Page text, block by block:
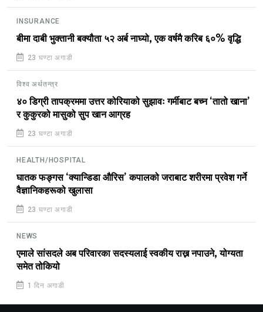
INSURANCE
बीमा दाबी भुक्तानी बक्यौता ५२ अर्ब नाघ्यो, एक वर्षमै करिब ६०% वृद्धि
23 घण्टा अगाडी
विश्व अर्थतन्त्र
४० डिग्री तापक्रममा उत्तर कोरियाको सुझावः गर्मीबाट बच्न ‘तातो खाना’
र कुकुरको मासुको सुप खान आग्रह
23 घण्टा अगाडी
HEALTH/HOSPITAL
घातक फङ्गस ‘क्यान्डिडा औरिस’ कपालको जराबाट शरीरमा प्रवेश गर्ने
वैज्ञानिकहरूको खुलासा
23 घण्टा अगाडी
NEWS
एमाले सांसदले अब परिवारका सदस्यलाई स्वकीय राख्न नपाउने, योग्यता
समेत तोकियो
1 दिन अगाडी